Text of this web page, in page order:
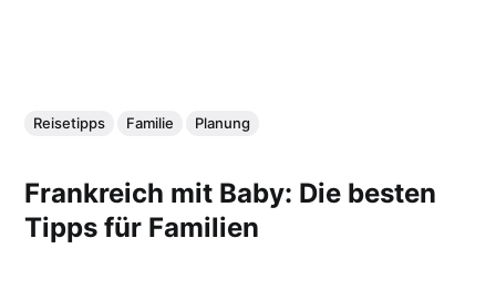
Reisetipps Familie Planung
Frankreich mit Baby: Die besten
Tipps für Familien